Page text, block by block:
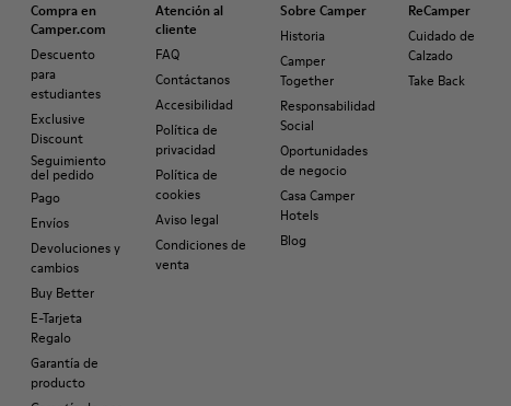
Compra en
Camper.com
Descuento
para
estudiantes
Exclusive
Discount
Seguimiento
del pedido
Pago
Envíos
Devoluciones y
cambios
Buy Better
E-Tarjeta
Regalo
Garantía de
producto
Atención al
cliente
FAQ
Contáctanos
Accesibilidad
Política de
privacidad
Política de
cookies
Aviso legal
Condiciones de
venta
Sobre Camper
Historia
Camper
Together
Responsabilidad
Social
Oportunidades
de negocio
Casa Camper
Hotels
Blog
ReCamper
Cuidado de
Calzado
Take Back